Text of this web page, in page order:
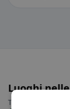
Luoghi
Trova il luogo